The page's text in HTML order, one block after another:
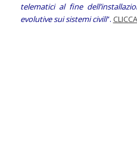
telematici al fine
evolutive sui sistemi civili”.